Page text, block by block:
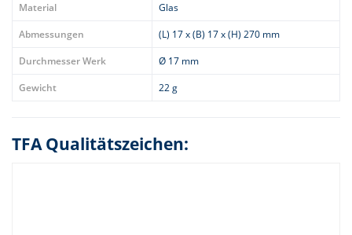
Material
Glas
Abmessungen
(L) 17 x (B) 17 x (H) 270 mm
Durchmesser Werk
Ø 17 mm
Gewicht
22 g
TFA Qualitätszeichen: